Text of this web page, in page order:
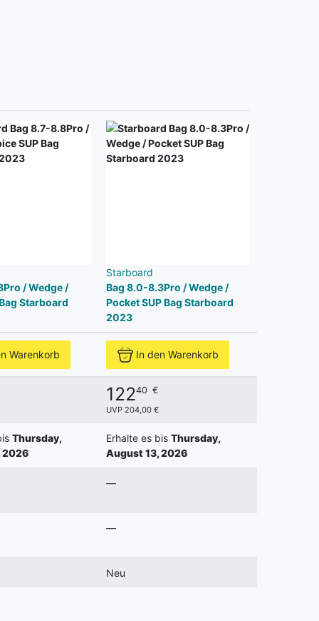
/ Wedge /
Starboard
Starboard
Bag 8.0-8.3Pro / Wedge /
Pocket SUP Bag Starboard
2023
Warenkorb In den Warenkorb
12240 €
UVP 204,00 €
Thursday,
2026
Erhalte es bis Thursday,
August 13, 2026
—
—
Neu